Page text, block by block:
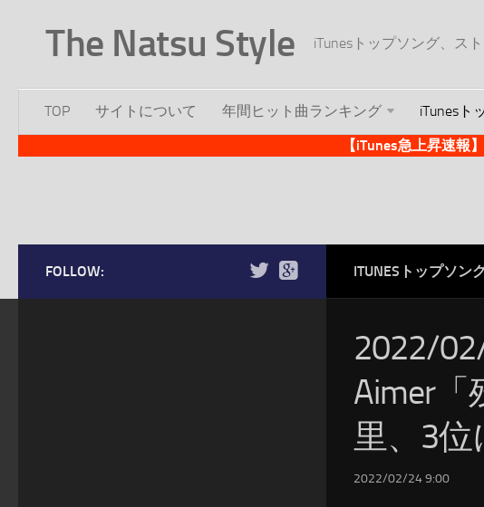
The Natsu Style iTunesトップソング、ス
TOP サイトについて 年間ヒット曲ランキング iTunesト
【iTunes急上昇速報
ITUNESトップソン
2022/
Aimer
里、3
2022/02/24 9:00
FOLLOW: